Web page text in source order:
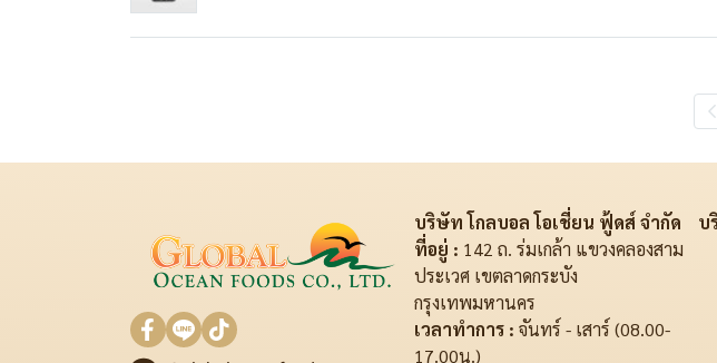
บริษัท โกลบอล โอเชี่ยน ฟู้ดส์ จำกัด
ที่อยู่ : 142 ถ. ร่มเกล้า แขวงคลองสาม
ประเวศ เขตลาดกระบัง
กรุงเทพมหานคร
เวลาทำการ : จันทร์ - เสาร์ (08.00-
17.00น.)
บ